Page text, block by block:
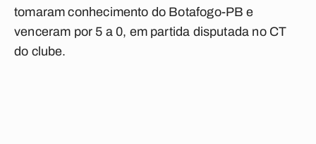
tomaram conhecimento do Botafogo-PB e
venceram por 5 a 0, em partida disputada no CT
do clube.